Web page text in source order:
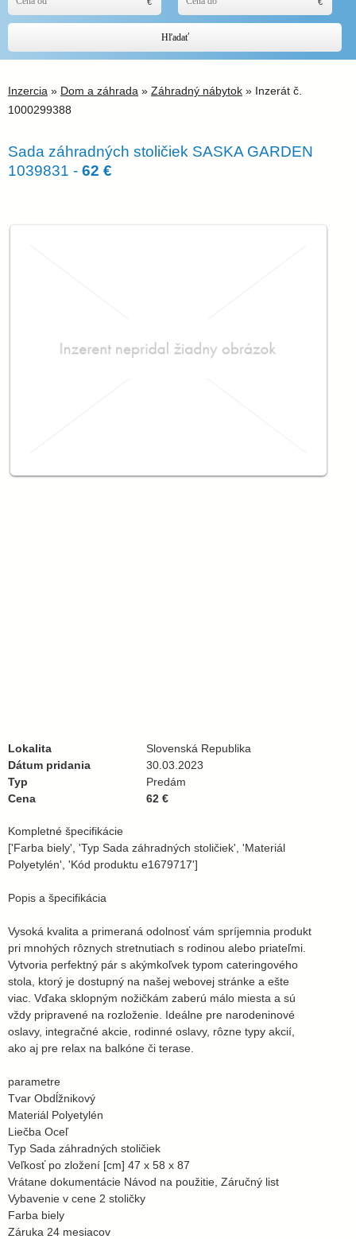
Hľadať
Inzercia » Dom a záhrada » Záhradný nábytok » Inzerát č.
1000299388
Sada záhradných stoličiek SASKA GARDEN
1039831 - 62 €
Lokalita
Slovenská Republika
Dátum pridania
30.03.2023
Typ
Predám
Cena
62 €
Kompletné špecifikácie
['Farba biely', 'Typ Sada záhradných stoličiek', 'Materiál
Polyetylén', 'Kód produktu e1679717']
Popis a špecifikácia
Vysoká kvalita a primeraná odolnosť vám spríjemnia produkt
pri mnohých rôznych stretnutiach s rodinou alebo priateľmi.
Vytvoria perfektný pár s akýmkoľvek typom cateringového
stola, ktorý je dostupný na našej webovej stránke a ešte
viac. Vďaka sklopným nožičkám zaberú málo miesta a sú
vždy pripravené na rozloženie. Ideálne pre narodeninové
oslavy, integračné akcie, rodinné oslavy, rôzne typy akcií,
ako aj pre relax na balkóne či terase.
parametre
Tvar Obdĺžnikový
Materiál Polyetylén
Liečba Oceľ
Typ Sada záhradných stoličiek
Veľkosť po zložení [cm] 47 x 58 x 87
Vrátane dokumentácie Návod na použitie, Záručný list
Vybavenie v cene 2 stoličky
Farba biely
Záruka 24 mesiacov